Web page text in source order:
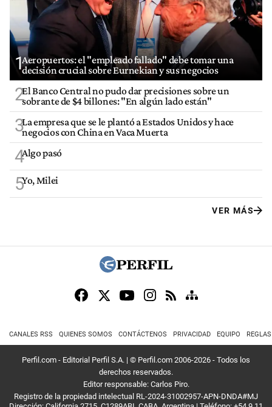
1Aeropuertos: el "empleado fallado" debe tomar una
decisión crucial sobre Eurnekian y sus negocios
2El Banco Central no pudo dar precisiones sobre un
sobrante de $4 billones: "En algún lado están"
3La empresa que se le plantó a Estados Unidos y hace
negocios con China en Vaca Muerta
4Algo pasó
5Yo, Milei
VER MÁS
CANALES RSS QUIENES SOMOS CONTÁCTENOS PRIVACIDAD EQUIPO
Perfil.com - Editorial Perfil S.A. | © Perfil.com 2006-2026 - Todos los
derechos reservados.
Editor responsable: Carlos Piro.
Registro de la propiedad intelectual RL-2024-31002957-APN-DNDA#MJ